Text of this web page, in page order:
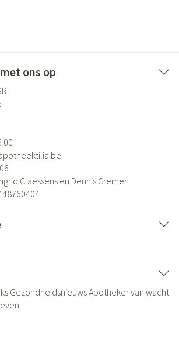
ons op
00
Claessens en Dennis Cremer
GezondheidsnieuwsApotheker van wacht